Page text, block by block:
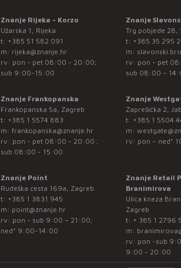
Znanje Rijeka - Korzo
Užarska 1, Rijeka
t: +385 51 582 091
m: rijeka@znanje.hr
rv: pon - pet 08:00 - 20:00;
sub 9:00-15:00
Znanje
Trg pobjede 28,
t: +385 35 295
m:
rv: pon - pet
sub 08:00 –
Znanje Frankopanska
Frankopanska 5a, Zagreb
t: +385 1 5574 883
m: frankopanska@znanje.hr
rv: pon - pet 08:00 - 20:00 ;
sub 08:00 - 15:00
Znanje
Zaprešićka 2,
t: +385 1 5504
m:
rv: pon – ned*
Znanje Point
Rudeška cesta 169a, Zagreb
t: +385 1 3831 945
m: point@znanje.hr
rv: pon - sub 9:00 – 21:00;
ned* 9:00-14:00
Znanje Retail
Branimirova
Ulica kneza
Zagreb
t: + 385 1 2796
m:
rv: pon -sub
9:00 - 20:00